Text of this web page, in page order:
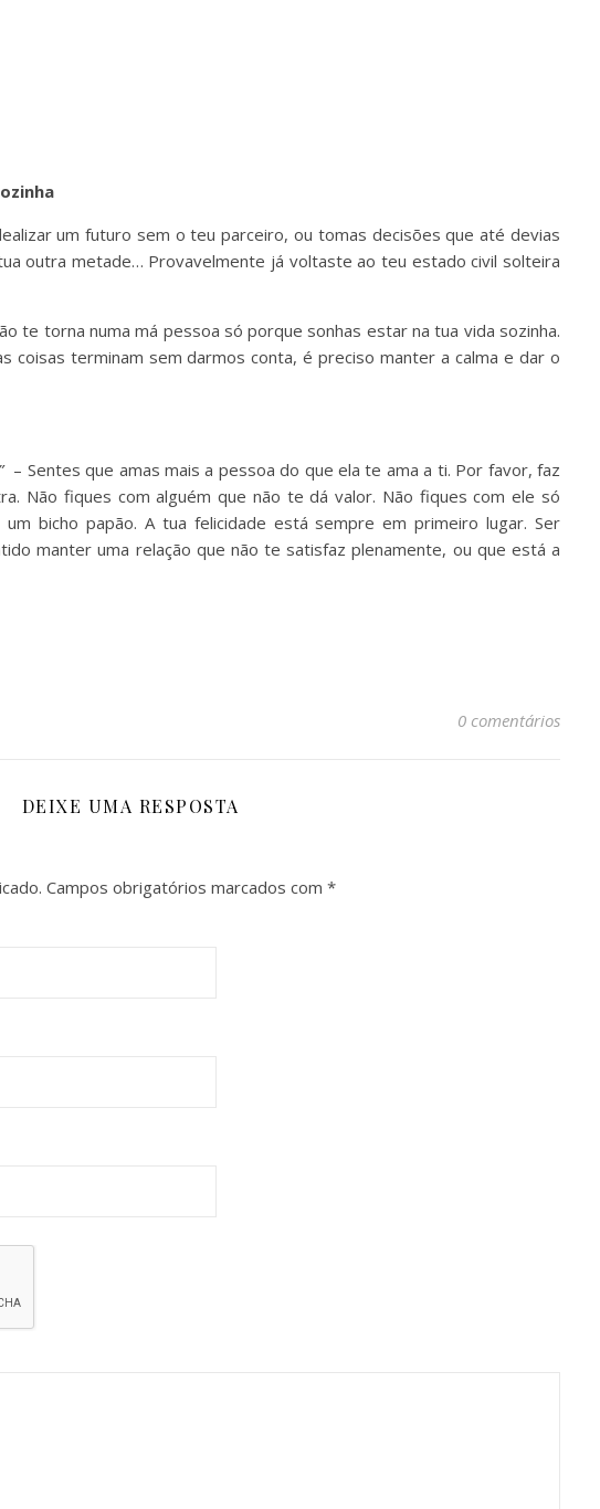
um futuro sem o teu parceiro, ou tomas decisões que até devias
outra metade… Provavelmente já voltaste ao teu estado civil solteira
te torna numa má pessoa só porque sonhas estar na tua vida sozinha.
coisas terminam sem darmos conta, é preciso manter a calma e dar o
– Sentes que amas mais a pessoa do que ela te ama a ti. Por favor, faz
Não fiques com alguém que não te dá valor. Não fiques com ele só
bicho papão. A tua felicidade está sempre em primeiro lugar. Ser
manter uma relação que não te satisfaz plenamente, ou que está a
0 comentários
DEIXE UMA RESPOSTA
Campos obrigatórios marcados com *